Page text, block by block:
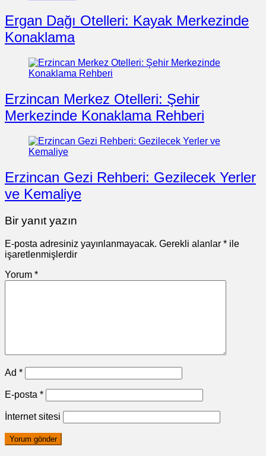
Ergan Dağı Otelleri: Kayak Merkezinde
Konaklama
Erzincan Merkez Otelleri: Şehir
Merkezinde Konaklama Rehberi
Erzincan Gezi Rehberi: Gezilecek Yerler
ve Kemaliye
Bir yanıt yazın
E-posta adresiniz yayınlanmayacak. Gerekli alanlar * ile
işaretlenmişlerdir
Yorum *
Ad *
E-posta *
İnternet sitesi